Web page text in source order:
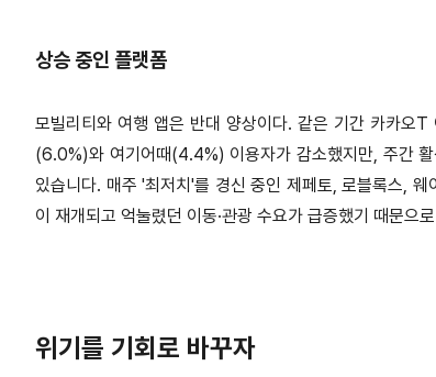
상승 중인 플랫폼
모빌리티와 여행 앱은 반대 양상이다. 같은 기간 카카
(6.0%)와 여기어때(4.4%) 이용자가 감소했지만, 주간
있습니다. 매주 '최저치'를 경신 중인 제페토, 로블록스,
이 재개되고 억눌렸던 이동·관광 수요가 급증했기 때문으
위기를 기회로 바꾸자